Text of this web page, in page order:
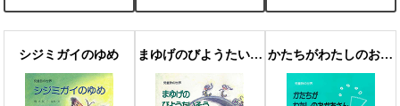
シジミガイのゆめ まゆげのびようたいそう かたちがわたしのおかあさん